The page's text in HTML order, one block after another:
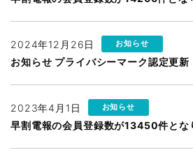
2024年12月26日 お知らせ
お知らせ プライバシーマーク認定
2023年4月1日 お知らせ
早割電報の会員登録数が13450件とな